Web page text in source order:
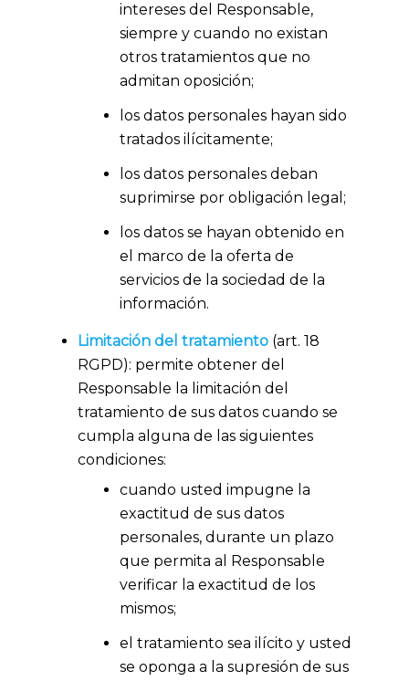
intereses del Responsable,
siempre y cuando no existan
otros tratamientos que no
admitan oposición;
los datos personales hayan sido
tratados ilícitamente;
los datos personales deban
suprimirse por obligación legal;
los datos se hayan obtenido en
el marco de la oferta de
servicios de la sociedad de la
información.
Limitación del tratamiento (art. 18
RGPD): permite obtener del
Responsable la limitación del
tratamiento de sus datos cuando se
cumpla alguna de las siguientes
condiciones:
cuando usted impugne la
exactitud de sus datos
personales, durante un plazo
que permita al Responsable
verificar la exactitud de los
mismos;
el tratamiento sea ilícito y usted
se oponga a la supresión de sus